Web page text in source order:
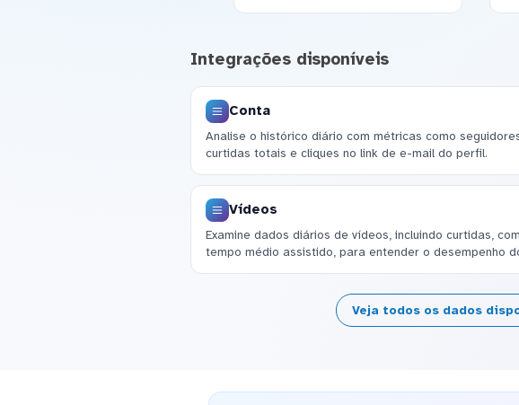
Integrações disponíveis
Conta
Analise o histórico diário com métricas como
curtidas totais e cliques no link de e-mail do perfil.
Vídeos
Examine dados diários de vídeos, incluindo curtidas,
tempo médio assistido, para entender o desempenho
Veja todos os dados